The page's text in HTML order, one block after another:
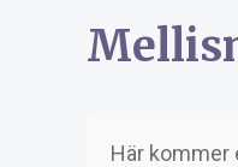
Här kommer